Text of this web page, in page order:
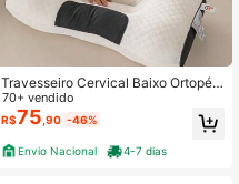
Travesseiro Cervical Baixo Ortopédi
co Ergonômico Antialérgic Respiráv
el Branco - Apoio para Pescoço e O
mbro
70+ vendido
R$75 ,90 -46%
Envio Nacional 4-7 dias